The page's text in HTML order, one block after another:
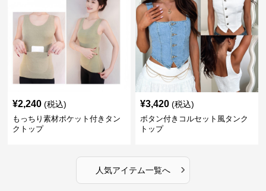
¥2,240 (税込)
もっちり素材ポケット付きタン
クトップ
¥3,420 (税込)
ボタン付きコルセット風タンク
トップ
人気アイテム一覧へ ›